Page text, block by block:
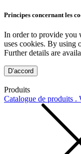
Principes concernant les
In order to provide you
uses cookies. By using
Further details are
D’accord
Produits
Catalogue de produits .